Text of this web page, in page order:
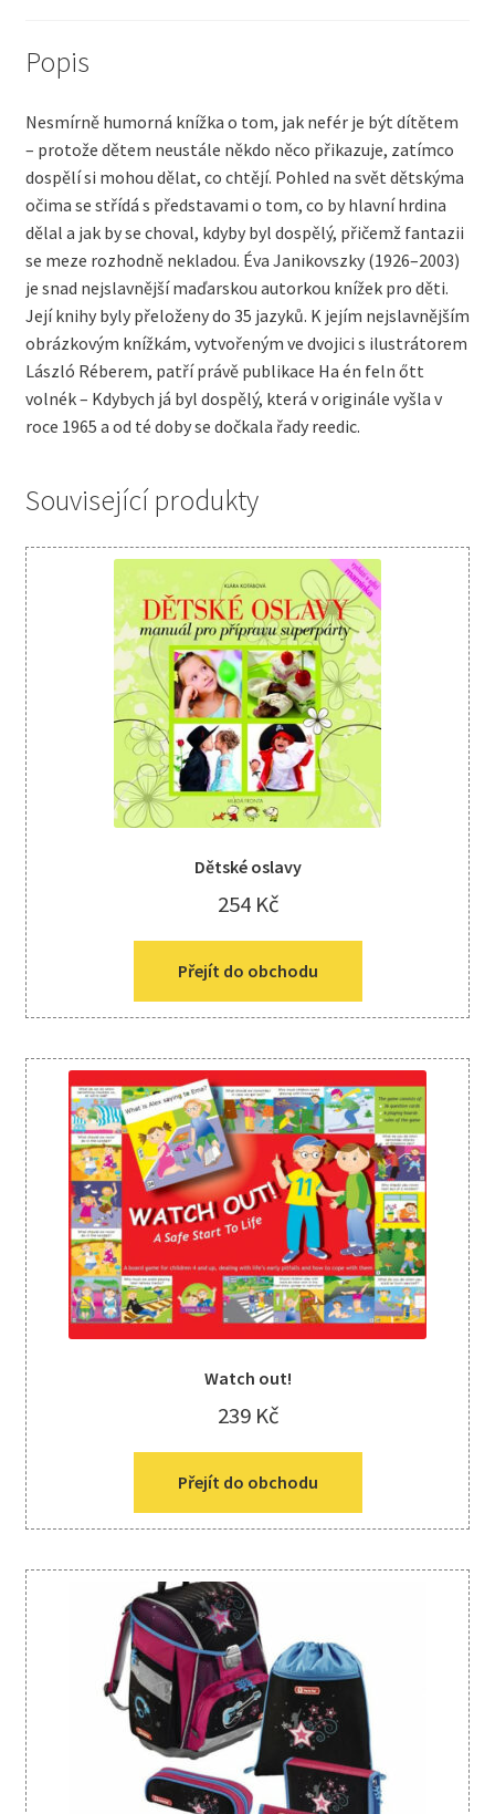
Popis
Nesmírně humorná knížka o tom, jak nefér je být dítětem
– protože dětem neustále někdo něco přikazuje, zatímco
dospělí si mohou dělat, co chtějí. Pohled na svět dětskýma
očima se střídá s představami o tom, co by hlavní hrdina
dělal a jak by se choval, kdyby byl dospělý, přičemž fantazii
se meze rozhodně nekladou. Éva Janikovszky (1926–2003)
je snad nejslavnější maďarskou autorkou knížek pro děti.
Její knihy byly přeloženy do 35 jazyků. K jejím nejslavnějším
obrázkovým knížkám, vytvořeným ve dvojici s ilustrátorem
László Réberem, patří právě publikace Ha én feln őtt
volnék – Kdybych já byl dospělý, která v originále vyšla v
roce 1965 a od té doby se dočkala řady reedic.
Související produkty
Dětské oslavy
254 Kč
Přejít do obchodu
Watch out!
239 Kč
Přejít do obchodu